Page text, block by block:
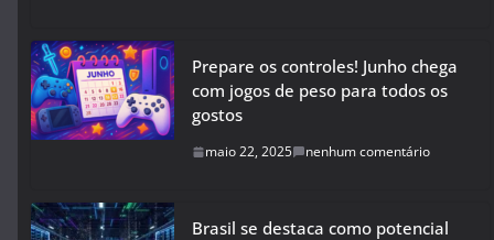
Prepare os controles! Junho chega
com jogos de peso para todos os
gostos
maio 22, 2025 nenhum comentário
Brasil se destaca como potencial